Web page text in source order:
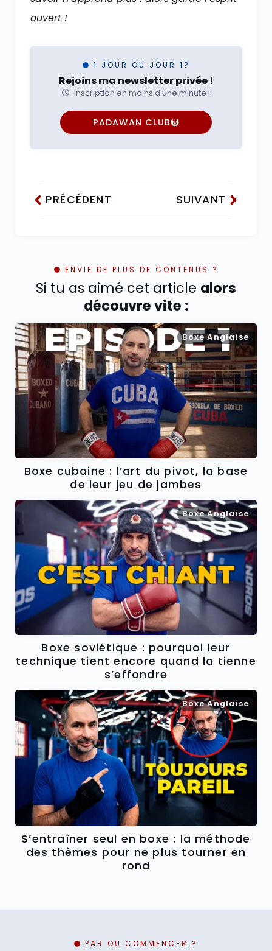
ouvert !
1 JOUR OU JOUR 1?
Rejoins ma newsletter privée !
Inscription en moins d'une minute !
PADAWAN CLUB
PRÉCÉDENT SUIVANT
ENVIE DE PLUS DE CONTENUS ?
Si tu as aimé cet article alors
découvre vite :
Boxe Anglaise
Boxe cubaine : l’art du pivot, la base
de leur jeu de jambes
Boxe Anglaise
Boxe soviétique : pourquoi leur
technique tient encore quand la tienne
s’effondre
Boxe Anglaise
S’entraîner seul en boxe : la méthode
des thèmes pour ne plus tourner en
rond
PAR OU COMMENCER ?